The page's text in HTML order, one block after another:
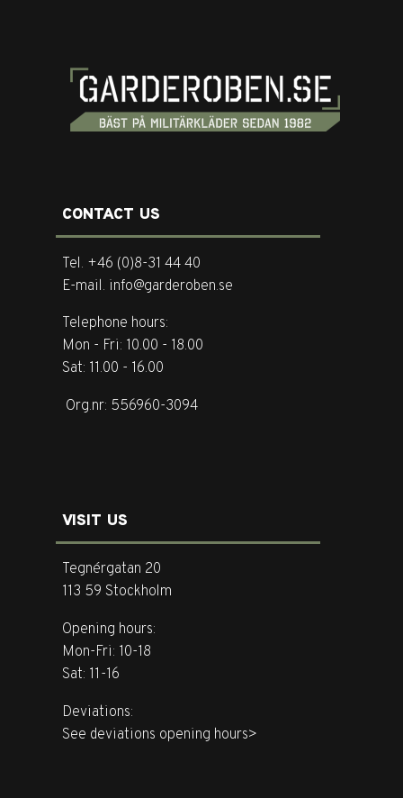
CONTACT US
Tel. +46 (0)8-31 44 40
E-mail. info@garderoben.se
Telephone hours:
Mon - Fri: 10.00 - 18.00
Sat: 11.00 - 16.00
Org.nr: 556960-3094
VISIT US
Tegnérgatan 20
113 59 Stockholm
Opening hours:
Mon-Fri: 10-18
Sat: 11-16
Deviations:
See deviations opening hours>